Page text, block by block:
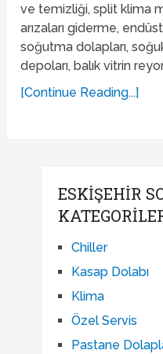
ve temizliği, split klima
arızaları giderme,
soğutma dolapları,
depoları, balık vitrin
[Continue Reading...]
ESKIŞEHIR
Chiller
Kasap Dolabı
Klima
Özel Servis
Pastane